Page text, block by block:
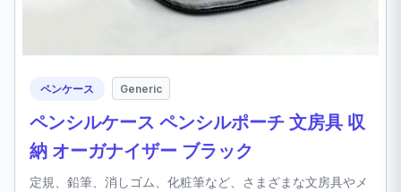
ペンケース Generic
ペンシルケース ペンシルポーチ 文房具 収
納 オーガナイザー ブラック
定規、鉛筆、消しゴム、化粧筆など、さまざまな文房具やメ